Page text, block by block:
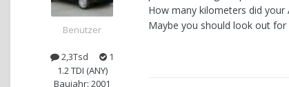
Benutzer
2,3Tsd
1
1.2 TDI (ANY)
Baujahr: 2001
How many kilometers did your
Maybe you should look out for